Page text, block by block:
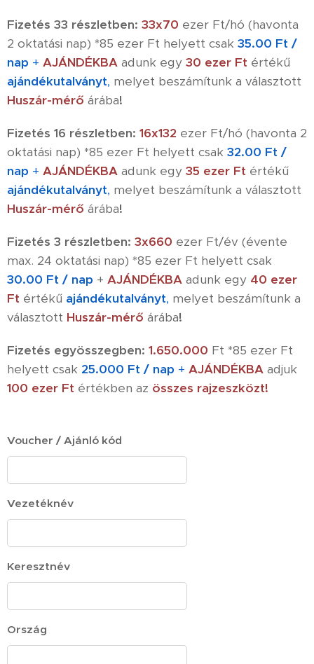
Fizetés 33 részletben: 33x70 ezer Ft/hó (havonta
2 oktatási nap) *85 ezer Ft helyett csak 35.00 Ft /
nap + AJÁNDÉKBA adunk egy 30 ezer Ft értékű
ajándékutalványt, melyet beszámítunk a választott
Huszár-mérő árába!
Fizetés 16 részletben: 16x132 ezer Ft/hó (havonta 2
oktatási nap) *85 ezer Ft helyett csak 32.00 Ft /
nap + AJÁNDÉKBA adunk egy 35 ezer Ft értékű
ajándékutalványt, melyet beszámítunk a választott
Huszár-mérő árába!
Fizetés 3 részletben: 3x660 ezer Ft/év (évente
max. 24 oktatási nap) *85 ezer Ft helyett csak
30.00 Ft / nap + AJÁNDÉKBA adunk egy 40 ezer
Ft értékű ajándékutalványt, melyet beszámítunk a
választott Huszár-mérő árába!
Fizetés egyösszegben: 1.650.000 Ft *85 ezer Ft
helyett csak 25.000 Ft / nap + AJÁNDÉKBA adjuk
100 ezer Ft értékben az összes rajzeszközt!
Voucher / Ajánló kód
Vezetéknév
Keresztnév
Ország